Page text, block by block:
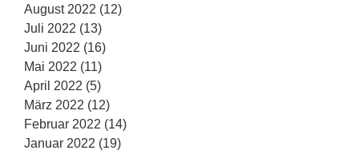
August 2022 (12)
Juli 2022 (13)
Juni 2022 (16)
Mai 2022 (11)
April 2022 (5)
März 2022 (12)
Februar 2022 (14)
Januar 2022 (19)